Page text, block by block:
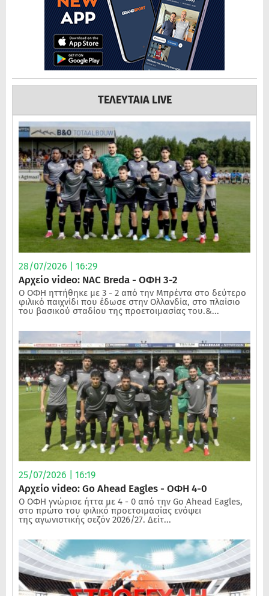
ΤΕΛΕΥΤΑΙΑ LIVE
28/07/2026 | 16:29
Αρχείο video: NAC Breda - ΟΦΗ 3-2
Ο ΟΦΗ ηττήθηκε με 3 - 2 από την Μπρέντα στο δεύτερο
φιλικό παιχνίδι που έδωσε στην Ολλανδία, στο πλαίσιο
του βασικού σταδίου της προετοιμασίας του.&...
25/07/2026 | 16:19
Αρχείο video: Go Ahead Eagles - ΟΦΗ 4-0
Ο ΟΦΗ γνώρισε ήττα με 4 - 0 από την Go Ahead Eagles,
στο πρώτο του φιλικό προετοιμασίας ενόψει
της αγωνιστικής σεζόν 2026/27. Δείτ...